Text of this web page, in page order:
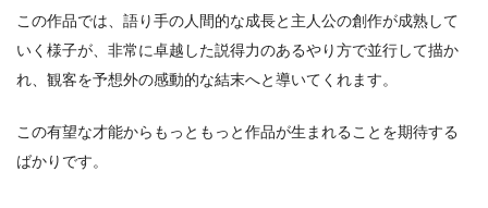
この作品では、語り手の人間的な成⻑と主人公の創作が成熟して
いく様子が、非常に卓越した説得力のあるやり方で並行して描か
れ、観客を予想外の感動的な結末へと導いてくれます。
この有望な才能からもっともっと作品が生まれることを期待する
ばかりです。